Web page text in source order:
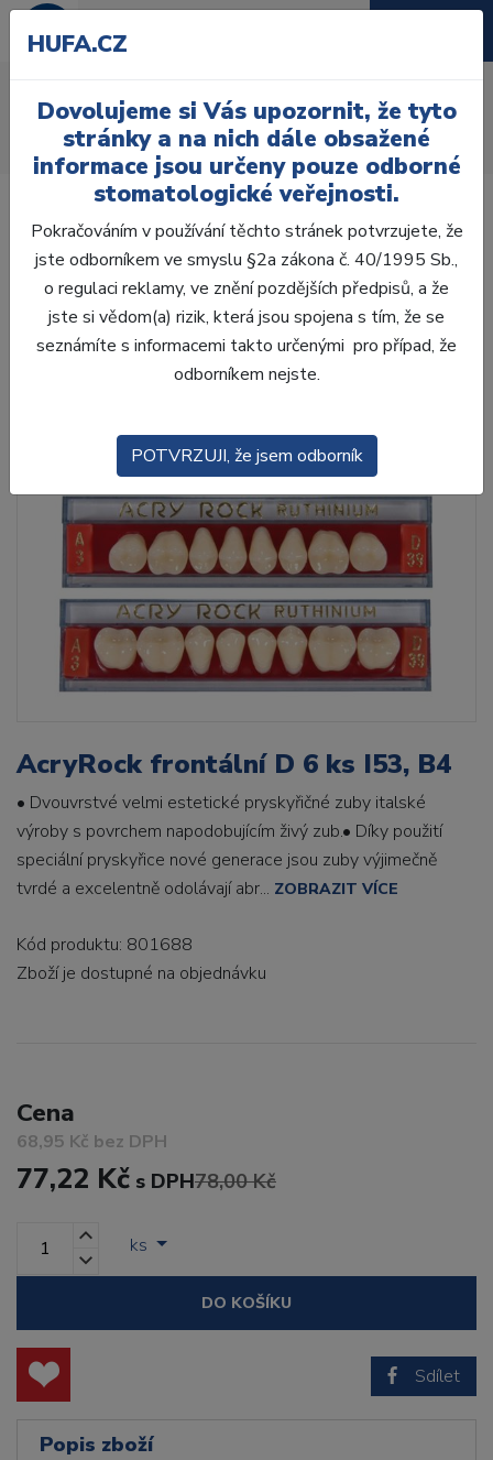
Úvod Zuby
AcryRock
AcryRock frontální D 6 ks I53, B4
AcryRock frontální D 6 ks I53, B4
• Dvouvrstvé velmi estetické pryskyřičné zuby italské
výroby s povrchem napodobujícím živý zub.• Díky použití
speciální pryskyřice nové generace jsou zuby výjimečně
tvrdé a excelentně odolávají abr... ZOBRAZIT VÍCE
Kód produktu: 801688
Zboží je dostupné na objednávku
Cena
68,95 Kč bez DPH
77,22 Kč s DPH78,00 Kč
ks
DO KOŠÍKU
Sdílet
Popis zboží
HUFA.CZ
Dovolujeme si Vás upozornit, že tyto
stránky a na nich dále obsažené
informace jsou určeny pouze odborné
stomatologické veřejnosti.
Pokračováním v používání těchto stránek potvrzujete, že
jste odborníkem ve smyslu §2a zákona č. 40/1995 Sb.,
o regulaci reklamy, ve znění pozdějších předpisů, a že
jste si vědom(a) rizik, která jsou spojena s tím, že se
seznámíte s informacemi takto určenými pro případ, že
odborníkem nejste.
POTVRZUJI, že jsem odborník